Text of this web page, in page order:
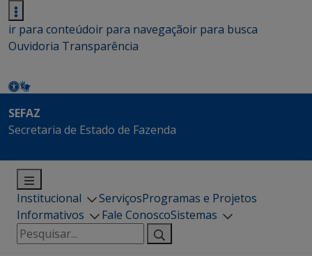
ir para conteúdoir para navegaçãoir para busca
Ouvidoria Transparência
SEFAZ
Secretaria de Estado de Fazenda
Institucional ServiçosProgramas e Projetos
Informativos
Fale ConoscoSistemas
Pesquisar
por: